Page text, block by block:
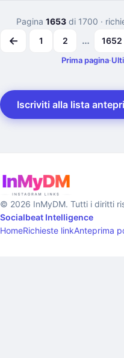
Pagina 1653di 1700 ·
← 1 2 … 1652
Prima pagina·
Iscriviti alla lista
© 2026 InMyDM. Tutti i diritti
Socialbeat Intelligence
HomeRichieste linkAnteprima